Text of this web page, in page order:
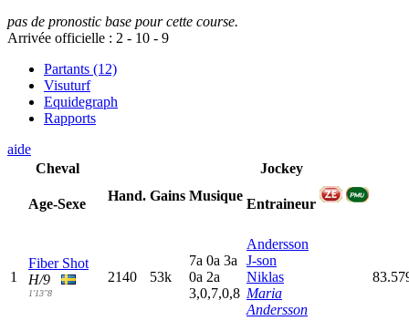
pas de pronostic base pour cette course.
Arrivée officielle : 2 - 10 - 9
Partants (12)
Visuturf
Equidegraph
Rapports
aide
Cheval
Age-Sexe
Hand. Gains Musique
Jockey
Entraineur
1
Fiber Shot
H/9
1'13"8
2140 53k
7a 0a 3a
0a 2a
3,0,7,0,8
Andersson
J-son
Niklas
Maria
Andersson